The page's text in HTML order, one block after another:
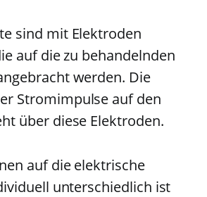
sind mit Elektroden
auf die zu behandelnden
werden. Die
Stromimpulse auf den
über diese Elektroden.
auf die elektrische
unterschiedlich ist